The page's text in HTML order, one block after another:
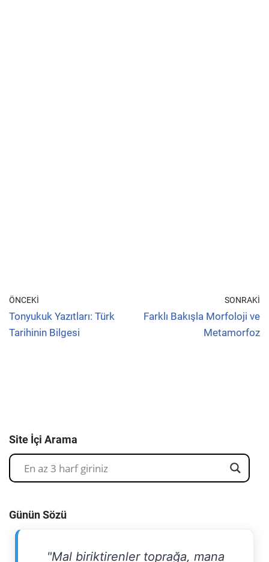
ÖNCEKI
Tonyukuk Yazıtları: Türk
Tarihinin Bilgesi
SONRAKI
Farklı Bakışla Morfoloji ve
Metamorfoz
Site İçi Arama
Günün Sözü
"Mal biriktirenler toprağa, mana